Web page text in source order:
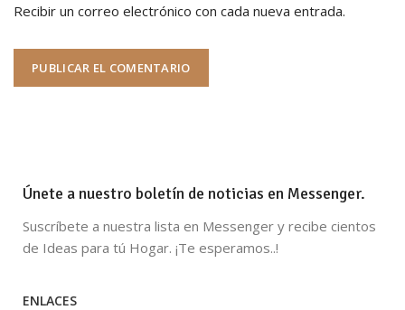
Recibir un correo electrónico con cada nueva entrada.
Únete a nuestro boletín de noticias en Messenger.
Suscríbete a nuestra lista en Messenger y recibe cientos
de Ideas para tú Hogar. ¡Te esperamos..!
ENLACES